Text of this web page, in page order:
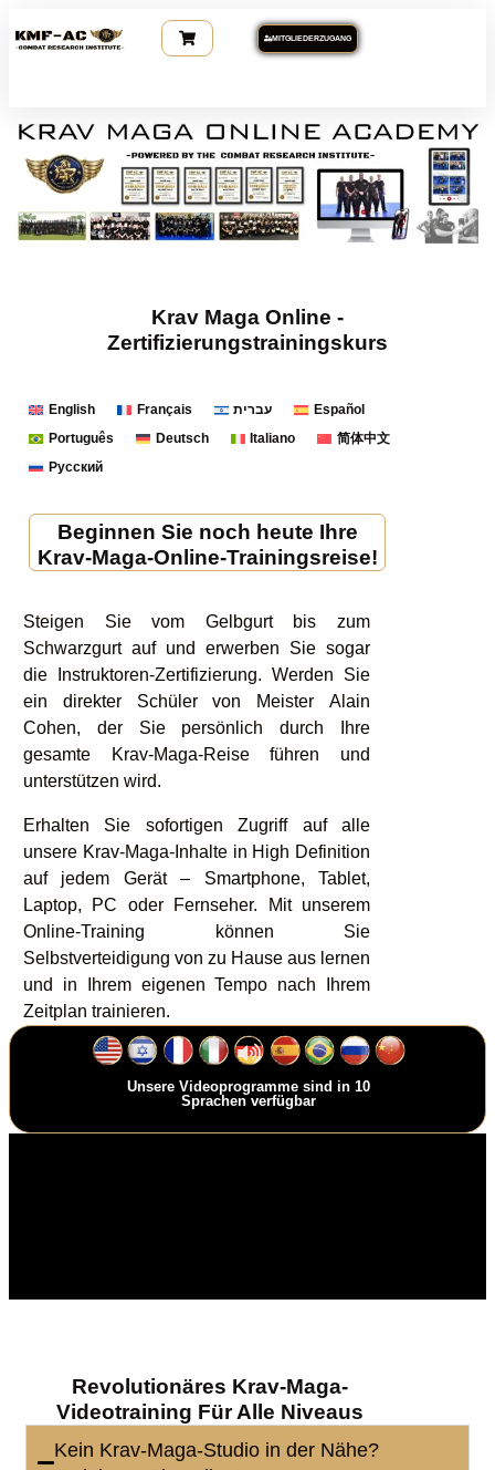
MITGLIEDERZUGANG
Krav Maga Online -
Zertifizierungstrainingskurs
English Français עברית
Español
Português
Deutsch Italiano
简体中文
Русский
Beginnen Sie noch heute Ihre
Krav-Maga-Online-Trainingsreise!
Steigen Sie vom Gelbgurt bis zum
Schwarzgurt auf und erwerben Sie sogar
die Instruktoren-Zertifizierung. Werden Sie
ein direkter Schüler von Meister Alain
Cohen, der Sie persönlich durch Ihre
gesamte Krav-Maga-Reise führen und
unterstützen wird.
Erhalten Sie sofortigen Zugriff auf alle
unsere Krav-Maga-Inhalte in High Definition
auf jedem Gerät – Smartphone, Tablet,
Laptop, PC oder Fernseher. Mit unserem
Online-Training können Sie
Selbstverteidigung von zu Hause aus lernen
und in Ihrem eigenen Tempo nach Ihrem
Zeitplan trainieren.
Unsere Videoprogramme sind in 10
Sprachen verfügbar
Revolutionäres Krav-Maga-
Videotraining Für Alle Niveaus
Kein Krav-Maga-Studio in der Nähe?